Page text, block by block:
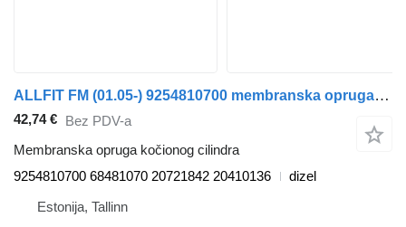
ALLFIT FM (01.05-) 9254810700 membranska opruga kočionog cilindra za Volvo FM7-FM12, FM, FMX (1998-2014) tegljača
42,74 € Bez PDV-a
Membranska opruga kočionog cilindra
9254810700 68481070 20721842 20410136
dizel
Estonija, Tallinn